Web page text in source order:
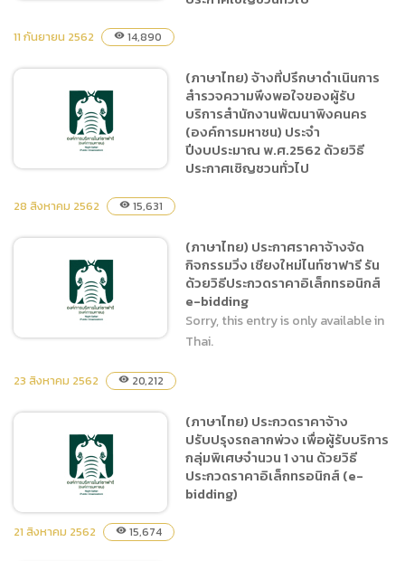
(ภาษาไทย) จ้างที่ปรึกษา
พอใจของผู้รับบริการ
สำนักงานพัฒนาพิงคนคร
(องค์การมหาชน) ประจำ
ปีงบประมาณ พ.ศ.2562 โดย
11 กันยายน 2562 visibility 14,890
(ภาษาไทย) จ้างที่ปรึกษา
พอใจของผู้รับบริการ
สำนักงานพัฒนาพิงคนคร
(องค์การมหาชน) ประจำ
ปีงบประมาณ พ.ศ.2562 ด้วย
(ภาษาไทย) จ้างที่ปรึกษาดำเนินการ
สำรวจความพึงพอใจของผู้รับ
บริการสำนักงานพัฒนาพิงคนคร
(องค์การมหาชน) ประจำ
ปีงบประมาณ พ.ศ.2562 ด้วยวิธี
ประกาศเชิญชวนทั่วไป
28 สิงหาคม 2562 visibility 15,631
จัดกิจกรรมวิ่ง เชียงใหม่ไนท์
ซาฟารี รัน ด้วยวิธีประกวด
ราคาอิเล็กทรอนิกส์ e-
(ภาษาไทย) ประกาศราคาจ้างจัด
กิจกรรมวิ่ง เชียงใหม่ไนท์ซาฟารี รัน
ด้วยวิธีประกวดราคาอิเล็กทรอนิกส์
e-bidding
Sorry, this entry is only available in
Thai.
23 สิงหาคม 2562 visibility 20,212
(ภาษาไทย) ประกวดราคาจ้าง
ปรับปรุงรถลากพ่วง เพื่อผู้รับบริการ
กลุ่มพิเศษจำนวน 1 งาน ด้วยวิธี
ประกวดราคาอิเล็กทรอนิกส์ (e-
bidding)
21 สิงหาคม 2562 visibility 15,674